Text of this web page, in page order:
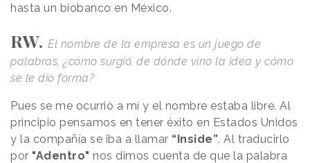
hasta un biobanco en México.
RW. El nombre de la empresa es un juego de
palabras, ¿cómo surgió, de dónde vino la idea y cómo
se le dio forma?
Pues se me ocurrió a mí y el nombre estaba libre. Al
principio pensamos en tener éxito en Estados Unidos
y la compañía se iba a llamar “Inside”. Al traducirlo
por "Adentro" nos dimos cuenta de que la palabra